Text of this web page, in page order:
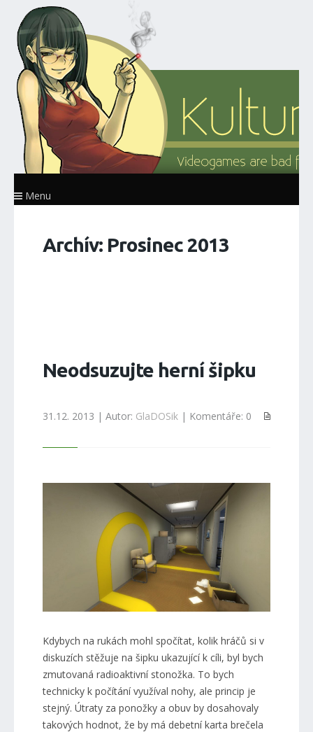
Menu
Archív: Prosinec 2013
Neodsuzujte herní šipku
31.12. 2013 | Autor: GlaDOSik| Komentáře: 0
Kdybych na rukách mohl spočítat, kolik hráčů si v
diskuzích stěžuje na šipku ukazující k cíli, byl bych
zmutovaná radioaktivní stonožka. To bych
technicky k počítání využíval nohy, ale princip je
stejný. Útraty za ponožky a obuv by dosahovaly
takových hodnot, že by má debetní karta brečela